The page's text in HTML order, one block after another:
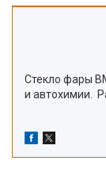
Стекло фары
и автохимии.